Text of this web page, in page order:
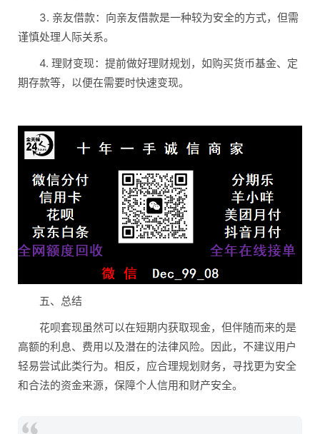
3. 亲友借款：向亲友借款是一种较为安全的方式，但需
谨慎处理人际关系。
4. 理财变现：提前做好理财规划，如购买货币基金、定
期存款等，以便在需要时快速变现。
五、总结
花呗套现虽然可以在短期内获取现金，但伴随而来的是
高额的利息、费用以及潜在的法律风险。因此，不建议用户
轻易尝试此类行为。相反，应合理规划财务，寻找更为安全
和合法的资金来源，保障个人信用和财产安全。